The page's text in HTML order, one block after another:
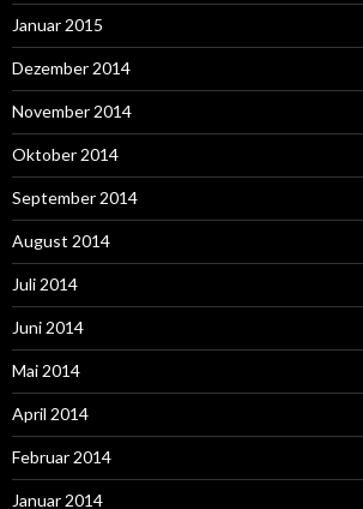
Januar 2015
Dezember 2014
November 2014
Oktober 2014
September 2014
August 2014
Juli 2014
Juni 2014
Mai 2014
April 2014
Februar 2014
Januar 2014